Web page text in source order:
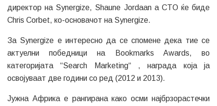
директор на Synergize, Shaune Jordaan а CTO ќе биде
Chris Corbet, ко-основачот на Synergize.
За Synergize е интересно да се спомене дека тие се
актуелни победници на Bookmarks Awards, во
категоријата “Search Marketing“ , награда која ја
освојуваат две години со ред (2012 и 2013).
Јужна Африка е рангирана како осми најбрзорастечки